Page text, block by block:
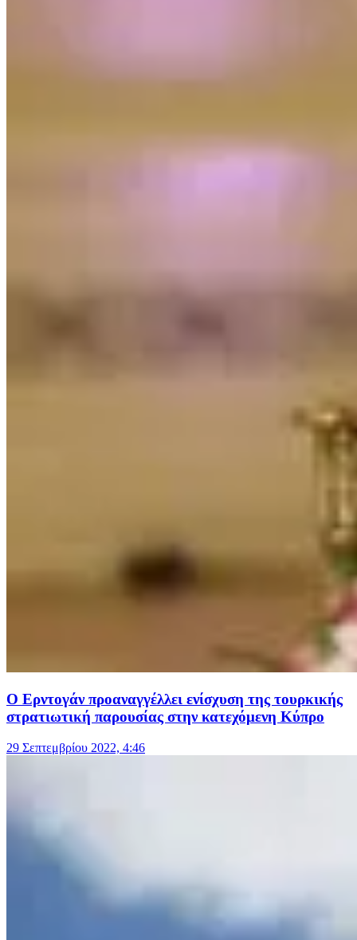
Ο Ερντογάν προαναγγέλλει ενίσχυση της τουρκικής
στρατιωτική παρουσίας στην κατεχόμενη Κύπρο
29 Σεπτεμβρίου 2022, 4:46